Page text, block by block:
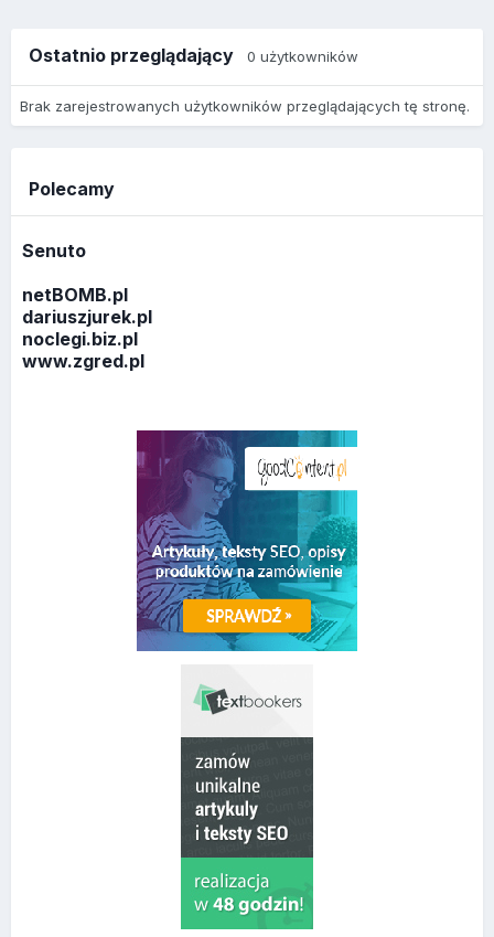
Ostatnio przeglądający 0 użytkowników
Brak zarejestrowanych użytkowników przeglądających tę stronę.
Polecamy
Senuto
netBOMB.pl
dariuszjurek.pl
noclegi.biz.pl
www.zgred.pl